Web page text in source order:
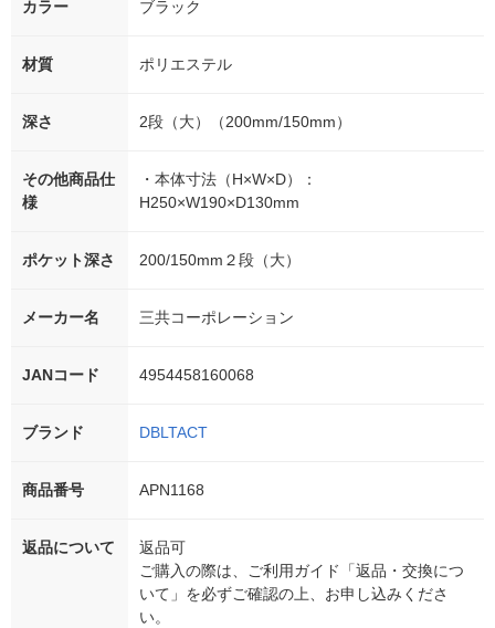
カラー ブラック
材質 ポリエステル
深さ 2段（大）（200mm/150mm）
その他商品仕
様
・本体寸法（H×W×D）：
H250×W190×D130mm
ポケット深さ 200/150mm２段（大）
メーカー名 三共コーポレーション
JANコード 4954458160068
ブランド DBLTACT
商品番号 APN1168
返品について
返品可
ご購入の際は、ご利用ガイド「返品・交換につ
いて」を必ずご確認の上、お申し込みくださ
い。